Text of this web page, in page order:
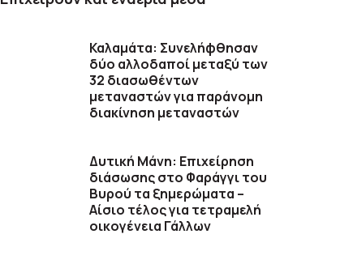
Καλαμάτα: Συνελήφθησαν
δύο αλλοδαποί μεταξύ των
32 διασωθέντων
μεταναστών για παράνομη
διακίνηση μεταναστών
Δυτική Μάνη: Επιχείρηση
διάσωσης στο Φαράγγι του
Βυρού τα ξημερώματα –
Αίσιο τέλος για τετραμελή
οικογένεια Γάλλων